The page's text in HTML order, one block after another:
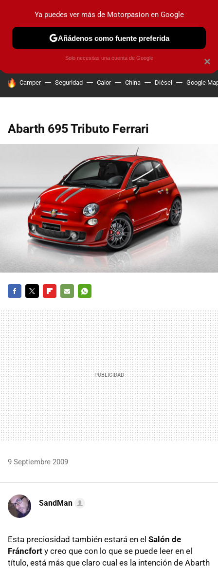
PRUEBAS COCHES ELÉCTRICOS OBSERVATORIO
HOY SE HABLA DE
Camper Seguridad Calor China Diésel Google
Abarth 695 Tributo Ferrari
MAIL
9 Septiembre 2009
SandMan
Esta preciosidad también estará en el Salón de
Fráncfort y creo que con lo que se puede leer en el
título, está más que claro cual es la intención de Abarth
×
Ya puedes ver más de Motorpasion en Google
Añádenos como fuente preferida
Solo necesitas una cuenta de Google